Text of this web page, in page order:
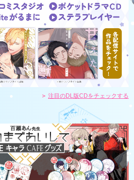
注目のDL版CDをチェックする